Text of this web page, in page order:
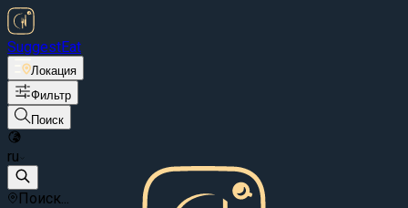
SuggestEat
Локация
Фильтр
Поиск
ru
Поиск...